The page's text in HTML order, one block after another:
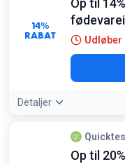
14%
RABAT
Op til
Udløber
Detaljer
Op til